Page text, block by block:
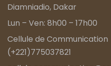
Diamniadio, Dakar
Lun – Ven: 8h00 – 17h00
Cellule de Communication
(+221)775037821